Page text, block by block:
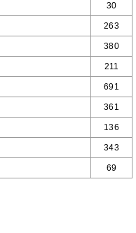
30
263
380
211
691
361
136
343
69